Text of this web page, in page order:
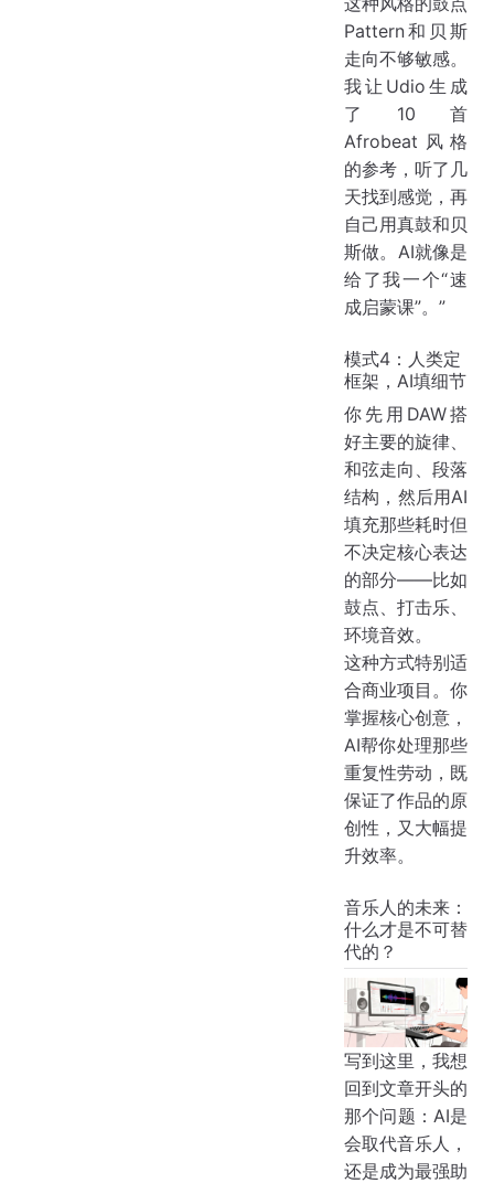
Pattern和贝斯
走向不够敏感。
我让Udio生成
了10首
Afrobeat风格
的参考，听了几
天找到感觉，再
自己用真鼓和贝
斯做。AI就像是
给了我一个“速
成启蒙课”。”
模式4：人类定
框架，AI填细节
你先用DAW搭
好主要的旋律、
和弦走向、段落
结构，然后用AI
填充那些耗时但
不决定核心表达
的部分——比如
鼓点、打击乐、
环境音效。
这种方式特别适
合商业项目。你
掌握核心创意，
AI帮你处理那些
重复性劳动，既
保证了作品的原
创性，又大幅提
升效率。
音乐人的未来：
什么才是不可替
代的？
写到这里，我想
回到文章开头的
那个问题：AI是
会取代音乐人，
还是成为最强助